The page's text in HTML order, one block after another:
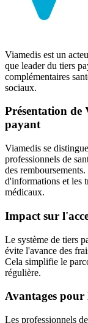
Viamedis est un
que leader du tiers
complémentaires
sociaux.
Présentation de
payant
Viamedis se
professionnels de
des
d'informations et les
médicaux.
Impact sur
Le système de tiers
évite l'avance des
Cela simplifie le
régulière.
Avantages pour
Les professionnels